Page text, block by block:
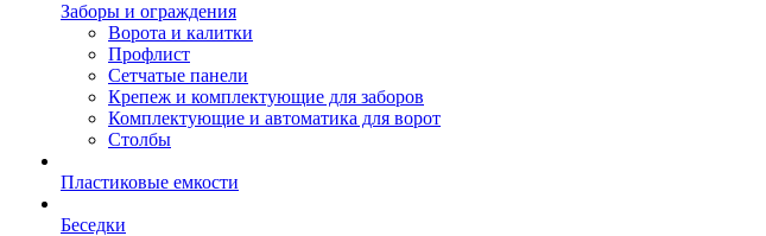
Заборы и ограждения
Ворота и калитки
Профлист
Сетчатые панели
Крепеж и комплектующие для заборов
Комплектующие и автоматика для ворот
Столбы
Пластиковые емкости
Беседки